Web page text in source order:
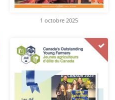
1 octobre 2025